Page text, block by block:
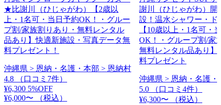
★比謝川（ひじゃがわ）【2歳以
上・1名可・当日予約OK！・グルー
プ割/家族割りあり・無料レンタル
品あり】快適新施設・写真データ無
料プレゼント！
沖縄県 > 恩納・名護・本部 > 恩納村
4.8
（口コミ7件）
¥6,300 5%OFF
¥6,000〜
（税込）
謝川（ひじゃがわ）
設！温水シャワー・ド
【10歳以上・1名可・
OK！・グループ割/家
無料レンタル品あり】
料プレゼント
沖縄県 > 恩納・名護・
5.0
（口コミ4件）
¥6,300〜
（税込）